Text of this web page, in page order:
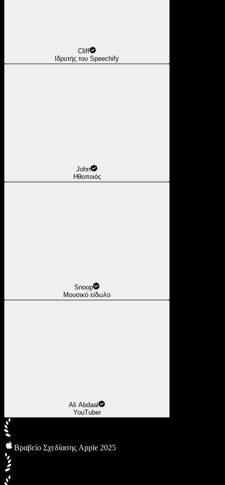
Cliff
Ιδρυτής του Speechify
John
Ηθοποιός
Snoop
Μουσικό είδωλο
Ali Abdaal
YouTuber
Βραβείο Σχεδίασης Apple 2025